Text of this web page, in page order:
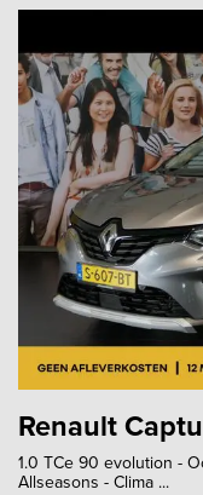
Renault
1.0 TCe 90 evolution -
Allseasons - Clima ...